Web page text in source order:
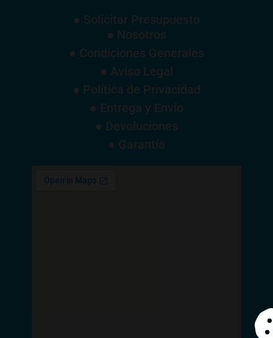
● Solicitar Presupuesto
● Nosotros
● Condiciones Generales
● Aviso Legal
● Política de Privacidad
● Entrega y Envío
● Devoluciones
● Garantía